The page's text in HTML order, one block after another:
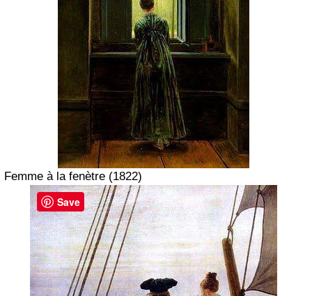
Femme à la fenètre (1822)
Save